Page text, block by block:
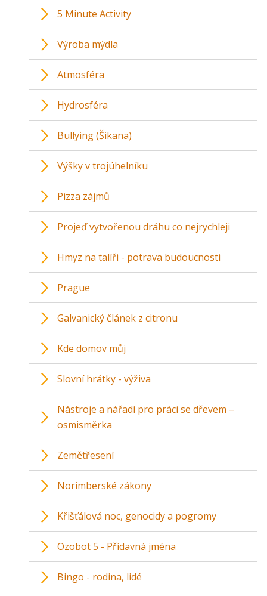
5 Minute Activity
Výroba mýdla
Atmosféra
Hydrosféra
Bullying (Šikana)
Výšky v trojúhelníku
Pizza zájmů
Projeď vytvořenou dráhu co nejrychleji
Hmyz na talíři - potrava budoucnosti
Prague
Galvanický článek z citronu
Kde domov můj
Slovní hrátky - výživa
Nástroje a nářadí pro práci se dřevem –
osmisměrka
Zemětřesení
Norimberské zákony
Křišťálová noc, genocidy a pogromy
Ozobot 5 - Přídavná jména
Bingo - rodina, lidé